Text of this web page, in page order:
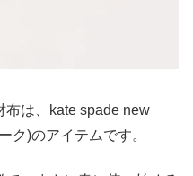
布は、kate spade new
ク)のアイテムです。